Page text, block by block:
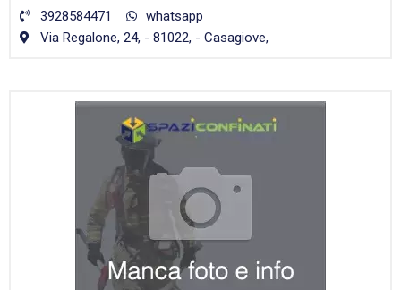
3928584471
whatsapp
Via Regalone, 24, - 81022, - Casagiove,